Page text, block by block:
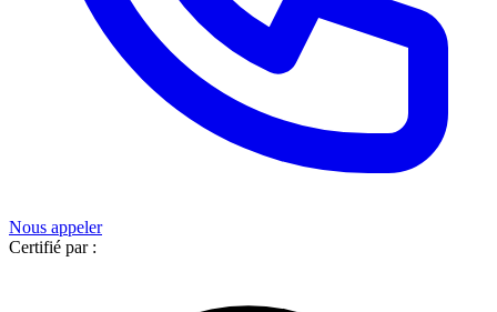
Nous appeler
Certifié par :